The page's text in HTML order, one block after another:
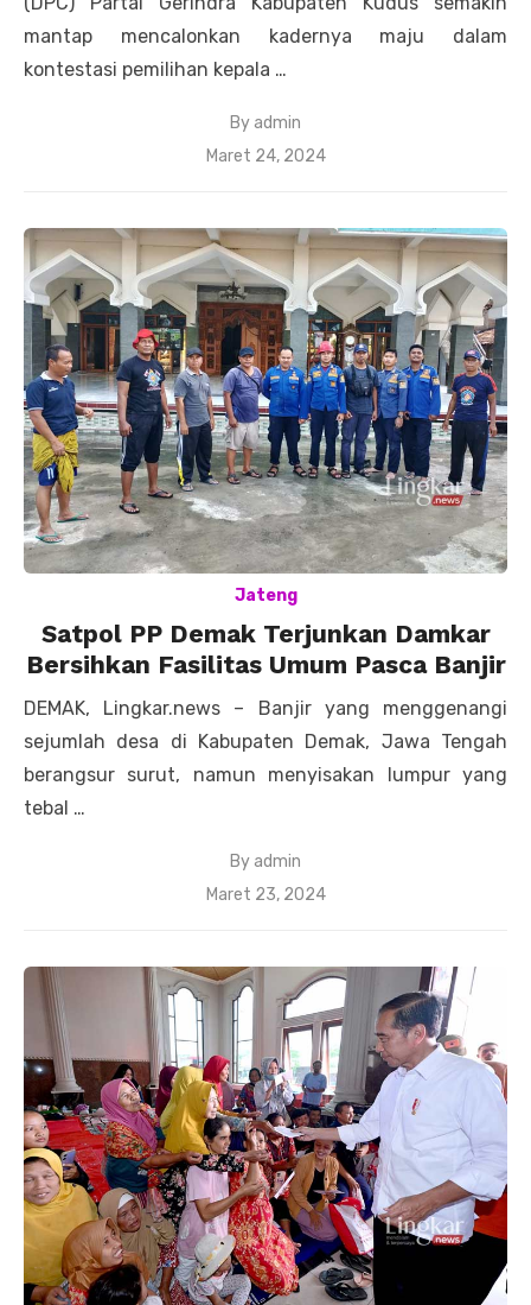
mantap mencalonkan kadernya maju dalam
kontestasi pemilihan kepala …
By admin
Posted
Maret 24, 2024
Jateng
Satpol PP Demak Terjunkan Damkar
Bersihkan Fasilitas Umum Pasca Banjir
DEMAK, Lingkar.news – Banjir yang menggenangi
sejumlah desa di Kabupaten Demak, Jawa Tengah
berangsur surut, namun menyisakan lumpur yang
tebal …
By admin
Posted
Maret 23, 2024